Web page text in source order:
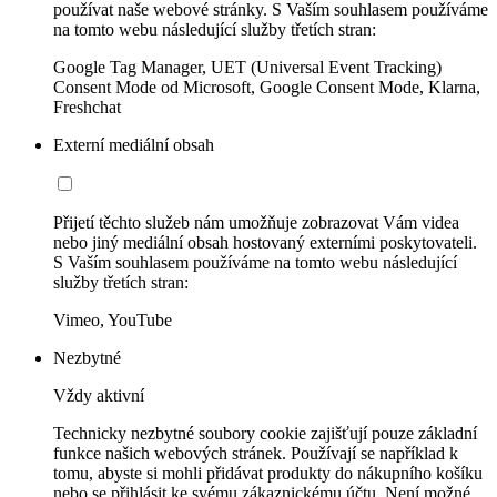
používat naše webové stránky. S Vaším souhlasem používáme
na tomto webu následující služby třetích stran:
Google Tag Manager, UET (Universal Event Tracking)
Consent Mode od Microsoft, Google Consent Mode, Klarna,
Freshchat
Externí mediální obsah
Přijetí těchto služeb nám umožňuje zobrazovat Vám videa
nebo jiný mediální obsah hostovaný externími poskytovateli.
S Vaším souhlasem používáme na tomto webu následující
služby třetích stran:
Vimeo, YouTube
Nezbytné
Vždy aktivní
Technicky nezbytné soubory cookie zajišťují pouze základní
funkce našich webových stránek. Používají se například k
tomu, abyste si mohli přidávat produkty do nákupního košíku